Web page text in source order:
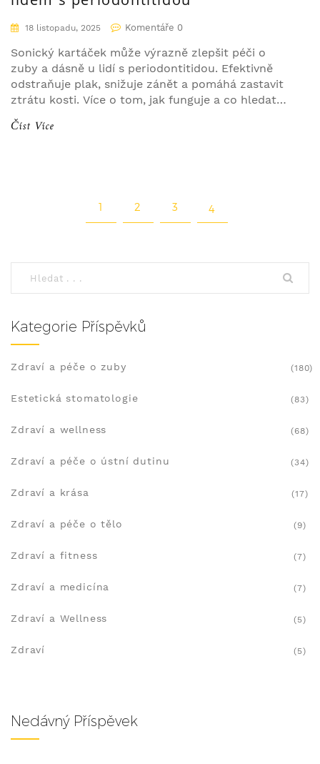
18 listopadu, 2025 Komentáře 0
Sonický kartáček může výrazně zlepšit péči o
zuby a dásně u lidí s periodontitidou. Efektivně
odstraňuje plak, snižuje zánět a pomáhá zastavit
ztrátu kosti. Více o tom, jak funguje a co hledat
při výběru.
Číst Více
1 2 3 4
Kategorie Příspěvků
Zdraví a péče o zuby (180)
Estetická stomatologie (83)
Zdraví a wellness (68)
Zdraví a péče o ústní dutinu (34)
Zdraví a krása (17)
Zdraví a péče o tělo (9)
Zdraví a fitness (7)
Zdraví a medicína (7)
Zdraví a Wellness (5)
Zdraví (5)
Nedávný Příspěvek